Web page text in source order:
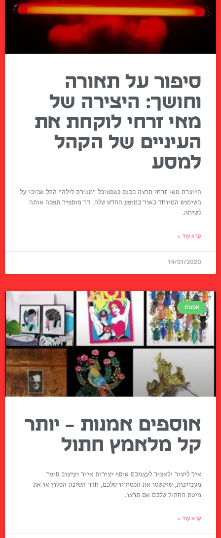
סיפור על תאורה
וחושך: היצירה של
מאי זרחי לוקחת את
העיניים של הקהל
למסע
היוצרת מאי זרחי תרצה בכנס בפסטיבל "מנורת לילה" התל אביבי על
השימוש המיוחד באור במופע החדש שלה. דר מוספיר תפסה אותה
לשיחה.
קרא עוד »
14/01/2020
אמנות
אוספים אמנות – יותר
קל מלאמץ חתול
איך ליצור ולאצור לעצמכם אוסף יצירות איור ועיצוב סופר
מעניינות, שיקשטו את הסטודיו שלכם, חדר השינה הסלון או את
מיטת החתול שלכם אם תרצו.
קרא עוד »